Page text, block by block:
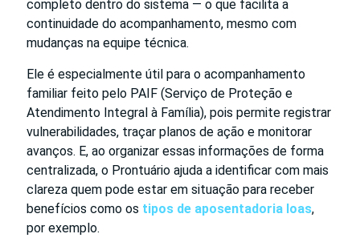
completo dentro do sistema — o que facilita a
continuidade do acompanhamento, mesmo com
mudanças na equipe técnica.
Ele é especialmente útil para o acompanhamento
familiar feito pelo PAIF (Serviço de Proteção e
Atendimento Integral à Família), pois permite registrar
vulnerabilidades, traçar planos de ação e monitorar
avanços. E, ao organizar essas informações de forma
centralizada, o Prontuário ajuda a identificar com mais
clareza quem pode estar em situação para receber
benefícios como os tipos de aposentadoria loas,
por exemplo.